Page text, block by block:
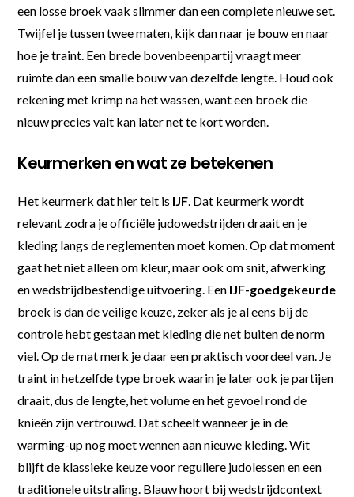
een losse broek vaak slimmer dan een complete nieuwe set.
Twijfel je tussen twee maten, kijk dan naar je bouw en naar
hoe je traint. Een brede bovenbeenpartij vraagt meer
ruimte dan een smalle bouw van dezelfde lengte. Houd ook
rekening met krimp na het wassen, want een broek die
nieuw precies valt kan later net te kort worden.
Keurmerken en wat ze betekenen
Het keurmerk dat hier telt is IJF. Dat keurmerk wordt
relevant zodra je officiële judowedstrijden draait en je
kleding langs de reglementen moet komen. Op dat moment
gaat het niet alleen om kleur, maar ook om snit, afwerking
en wedstrijdbestendige uitvoering. Een IJF-goedgekeurde
broek is dan de veilige keuze, zeker als je al eens bij de
controle hebt gestaan met kleding die net buiten de norm
viel. Op de mat merk je daar een praktisch voordeel van. Je
traint in hetzelfde type broek waarin je later ook je partijen
draait, dus de lengte, het volume en het gevoel rond de
knieën zijn vertrouwd. Dat scheelt wanneer je in de
warming-up nog moet wennen aan nieuwe kleding. Wit
blijft de klassieke keuze voor reguliere judolessen en een
traditionele uitstraling. Blauw hoort bij wedstrijdcontext